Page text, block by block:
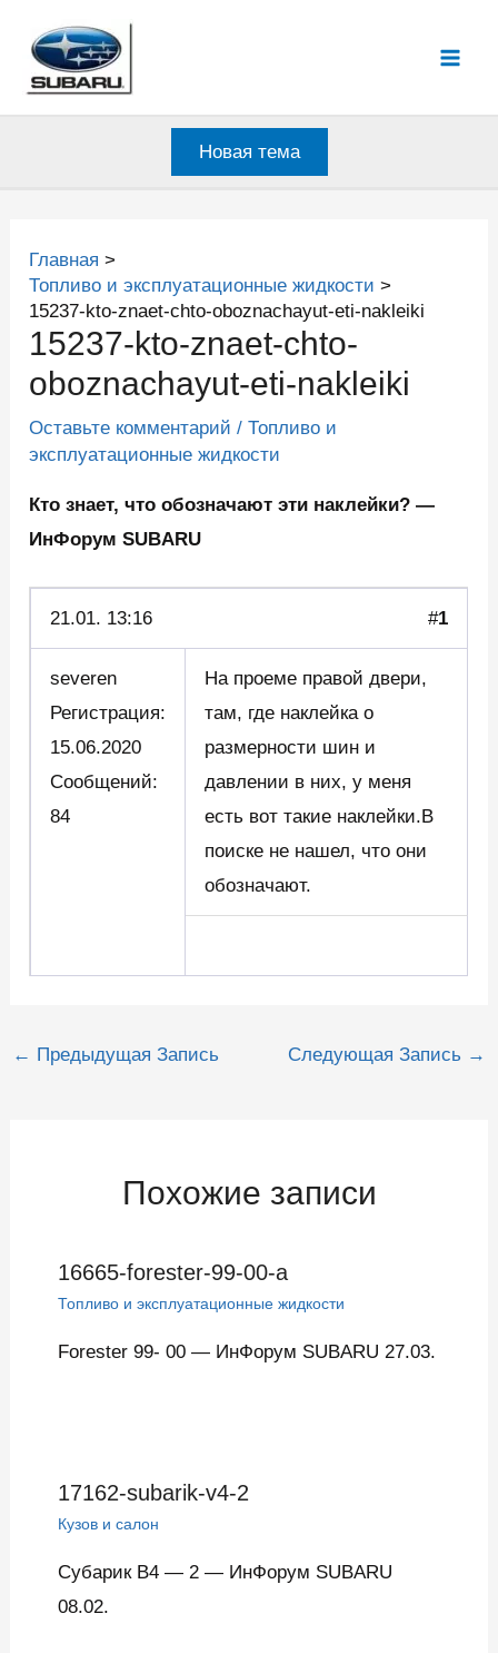
содержимому
Новая тема
Главная
Топливо и эксплуатационные жидкости
15237-kto-znaet-chto-oboznachayut-eti-nakleiki
15237-kto-znaet-chto-
oboznachayut-eti-nakleiki
Оставьте комментарий /Топливо и
эксплуатационные жидкости
Кто знает, что обозначают эти наклейки? —
ИнФорум SUBARU
21.01. 13:16 #1
severen
Регистрация:
15.06.2020
Сообщений:
84
На проеме правой двери,
там, где наклейка о
размерности шин и
давлении в них, у меня
есть вот такие наклейки.В
поиске не нашел, что они
обозначают.
Навигация
← Предыдущая Запись Следующая Запись →
Похожие записи
16665-forester-99-00-a
Топливо и эксплуатационные жидкости
Forester 99- 00 — ИнФорум SUBARU 27.03.
17162-subarik-v4-2
Кузов и салон
Субарик В4 — 2 — ИнФорум SUBARU
08.02.